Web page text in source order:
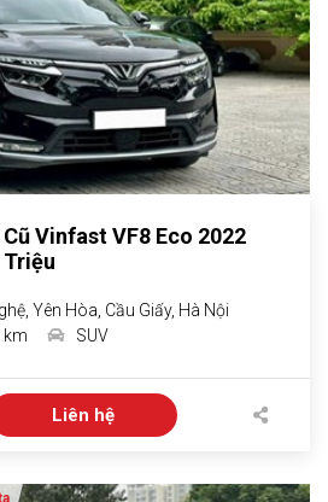
Cũ Vinfast VF8 Eco 2022
Triệu
Yên Hòa, Cầu Giấy, Hà Nội
km SUV
Liên hệ